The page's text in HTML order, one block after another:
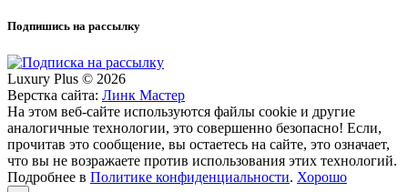
Подпишись на рассылку
Luxury Plus © 2026
Верстка сайта: Линк Мастер
На этом веб-сайте используются файлы cookie и другие
аналогичные технологии, это совершенно безопасно! Если,
прочитав это сообщение, вы остаетесь на сайте, это означает,
что вы не возражаете против использования этих технологий.
Подробнее в Политике конфиденциальности. Хорошо